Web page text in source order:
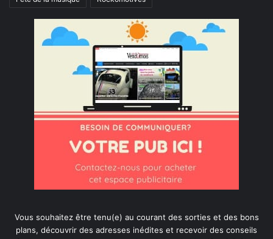
Vous souhaitez être tenu(e) au courant des sorties et des bons
plans, découvrir des adresses inédites et recevoir des conseils